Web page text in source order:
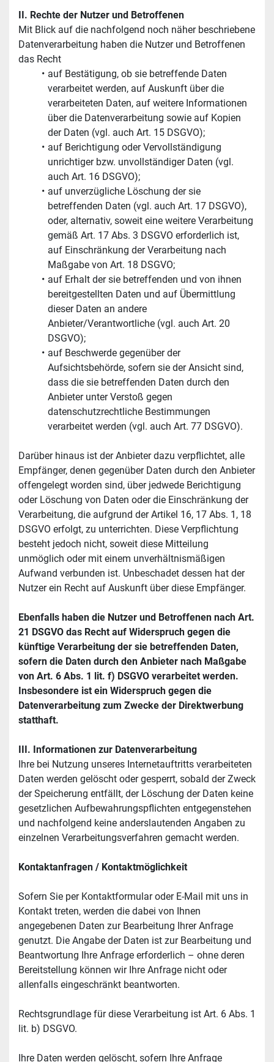
II. Rechte der Nutzer und Betroffenen
Mit Blick auf die nachfolgend noch näher beschriebene
Datenverarbeitung haben die Nutzer und Betroffenen
das Recht
auf Bestätigung, ob sie betreffende Daten
verarbeitet werden, auf Auskunft über die
verarbeiteten Daten, auf weitere Informationen
über die Datenverarbeitung sowie auf Kopien
der Daten (vgl. auch Art. 15 DSGVO);
auf Berichtigung oder Vervollständigung
unrichtiger bzw. unvollständiger Daten (vgl.
auch Art. 16 DSGVO);
auf unverzügliche Löschung der sie
betreffenden Daten (vgl. auch Art. 17 DSGVO),
oder, alternativ, soweit eine weitere Verarbeitung
gemäß Art. 17 Abs. 3 DSGVO erforderlich ist,
auf Einschränkung der Verarbeitung nach
Maßgabe von Art. 18 DSGVO;
auf Erhalt der sie betreffenden und von ihnen
bereitgestellten Daten und auf Übermittlung
dieser Daten an andere
Anbieter/Verantwortliche (vgl. auch Art. 20
DSGVO);
auf Beschwerde gegenüber der
Aufsichtsbehörde, sofern sie der Ansicht sind,
dass die sie betreffenden Daten durch den
Anbieter unter Verstoß gegen
datenschutzrechtliche Bestimmungen
verarbeitet werden (vgl. auch Art. 77 DSGVO).
Darüber hinaus ist der Anbieter dazu verpflichtet, alle
Empfänger, denen gegenüber Daten durch den Anbieter
offengelegt worden sind, über jedwede Berichtigung
oder Löschung von Daten oder die Einschränkung der
Verarbeitung, die aufgrund der Artikel 16, 17 Abs. 1, 18
DSGVO erfolgt, zu unterrichten. Diese Verpflichtung
besteht jedoch nicht, soweit diese Mitteilung
unmöglich oder mit einem unverhältnismäßigen
Aufwand verbunden ist. Unbeschadet dessen hat der
Nutzer ein Recht auf Auskunft über diese Empfänger.
Ebenfalls haben die Nutzer und Betroffenen nach Art.
21 DSGVO das Recht auf Widerspruch gegen die
künftige Verarbeitung der sie betreffenden Daten,
sofern die Daten durch den Anbieter nach Maßgabe
von Art. 6 Abs. 1 lit. f) DSGVO verarbeitet werden.
Insbesondere ist ein Widerspruch gegen die
Datenverarbeitung zum Zwecke der Direktwerbung
statthaft.
III. Informationen zur Datenverarbeitung
Ihre bei Nutzung unseres Internetauftritts verarbeiteten
Daten werden gelöscht oder gesperrt, sobald der Zweck
der Speicherung entfällt, der Löschung der Daten keine
gesetzlichen Aufbewahrungspflichten entgegenstehen
und nachfolgend keine anderslautenden Angaben zu
einzelnen Verarbeitungsverfahren gemacht werden.
Kontaktanfragen / Kontaktmöglichkeit
Sofern Sie per Kontaktformular oder E-Mail mit uns in
Kontakt treten, werden die dabei von Ihnen
angegebenen Daten zur Bearbeitung Ihrer Anfrage
genutzt. Die Angabe der Daten ist zur Bearbeitung und
Beantwortung Ihre Anfrage erforderlich – ohne deren
Bereitstellung können wir Ihre Anfrage nicht oder
allenfalls eingeschränkt beantworten.
Rechtsgrundlage für diese Verarbeitung ist Art. 6 Abs. 1
lit. b) DSGVO.
Ihre Daten werden gelöscht, sofern Ihre Anfrage